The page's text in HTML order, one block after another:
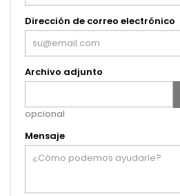
Dirección de correo electrónico
Archivo adjunto
opcional
Mensaje